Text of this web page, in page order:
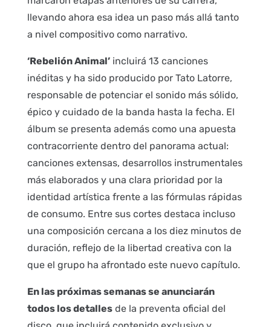
llevando ahora esa idea un paso más allá tanto
a nivel compositivo como narrativo.
‘Rebelión Animal’incluirá 13 canciones
inéditas y ha sido producido por Tato Latorre,
responsable de potenciar el sonido más sólido,
épico y cuidado de la banda hasta la fecha. El
álbum se presenta además como una apuesta
contracorriente dentro del panorama actual:
canciones extensas, desarrollos instrumentales
más elaborados y una clara prioridad por la
identidad artística frente a las fórmulas rápidas
de consumo. Entre sus cortes destaca incluso
una composición cercana a los diez minutos de
duración, reflejo de la libertad creativa con la
que el grupo ha afrontado este nuevo capítulo.
En las próximas semanas se anunciarán
todos los detallesde la preventa oficial del